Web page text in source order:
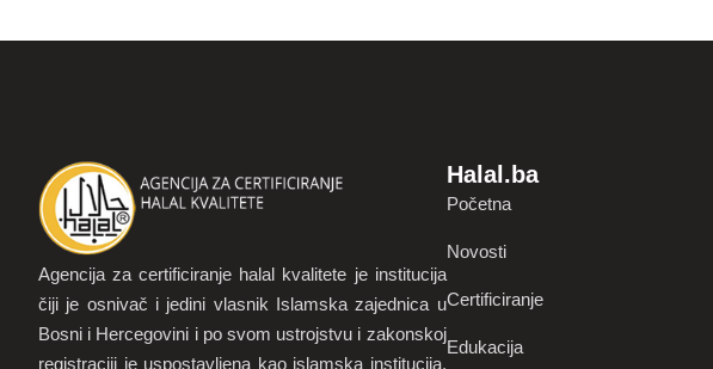
Agencija za certificiranje halal kvalitete je institucija
čiji je osnivač i jedini vlasnik Islamska zajednica u
Bosni i Hercegovini i po svom ustrojstvu i zakonskoj
registraciji je uspostavljena kao islamska institucija.
Halal.ba
Početna
Novosti
Certificiranje
Edukacija